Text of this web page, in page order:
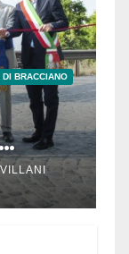
BRACCIANO